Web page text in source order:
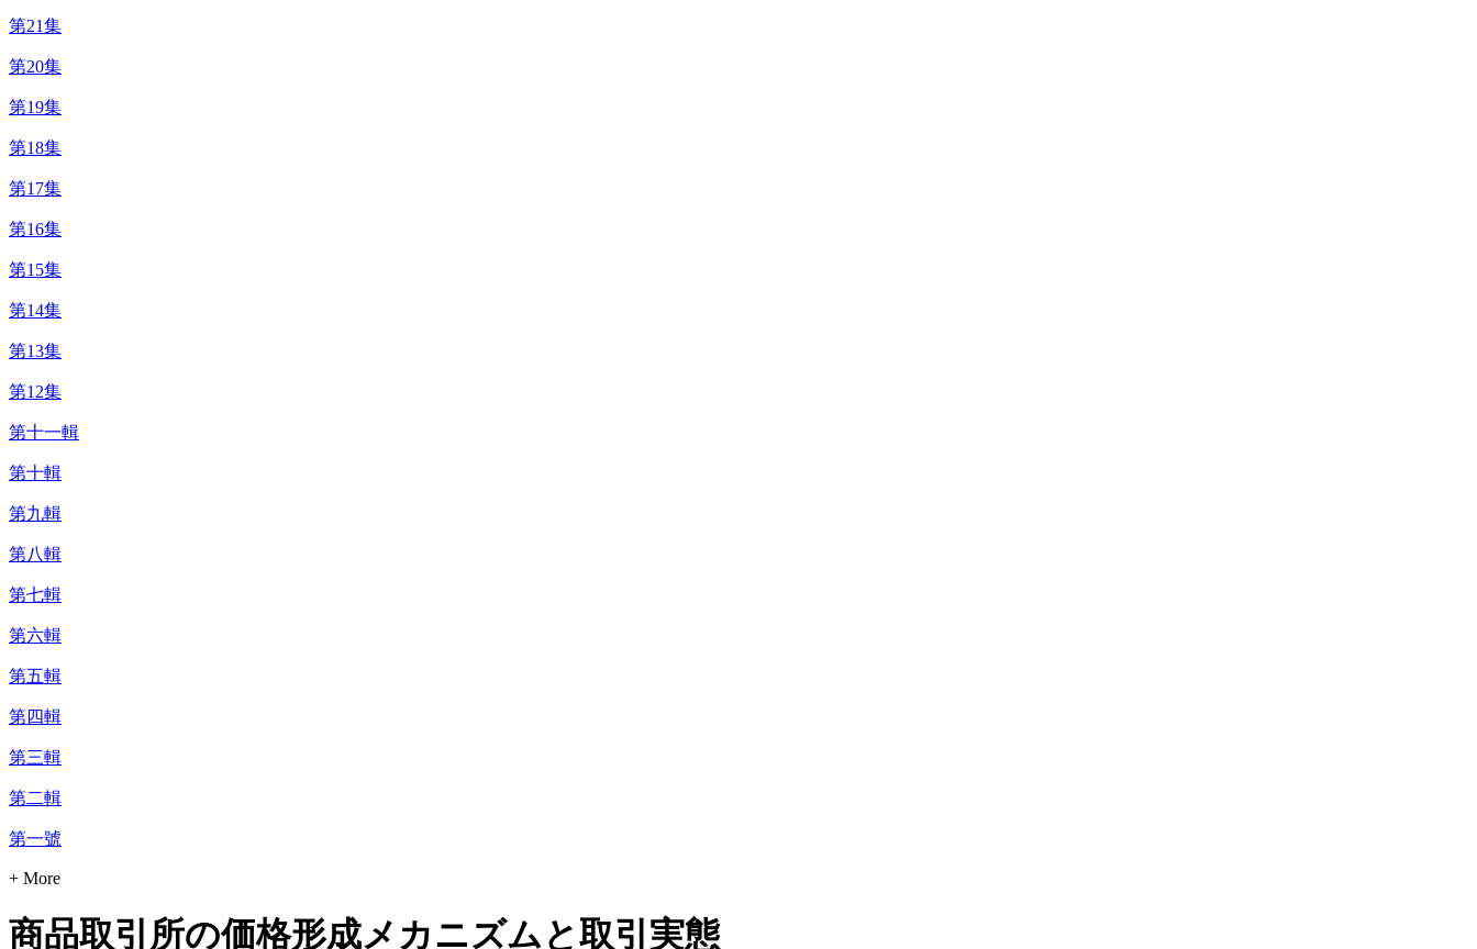
第21集
第20集
第19集
第18集
第17集
第16集
第15集
第14集
第13集
第12集
第十一輯
第十輯
第九輯
第八輯
第七輯
第六輯
第五輯
第四輯
第三輯
第二輯
第一號
+ More
商品取引所の価格形成メカニズムと取引実態